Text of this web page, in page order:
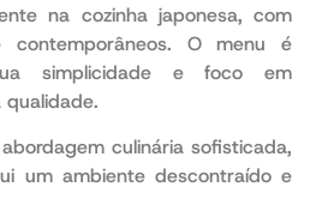
na cozinha japonesa, com
contemporâneos. O menu é
simplicidade e foco em
culinária sofisticada,
um ambiente descontraído e